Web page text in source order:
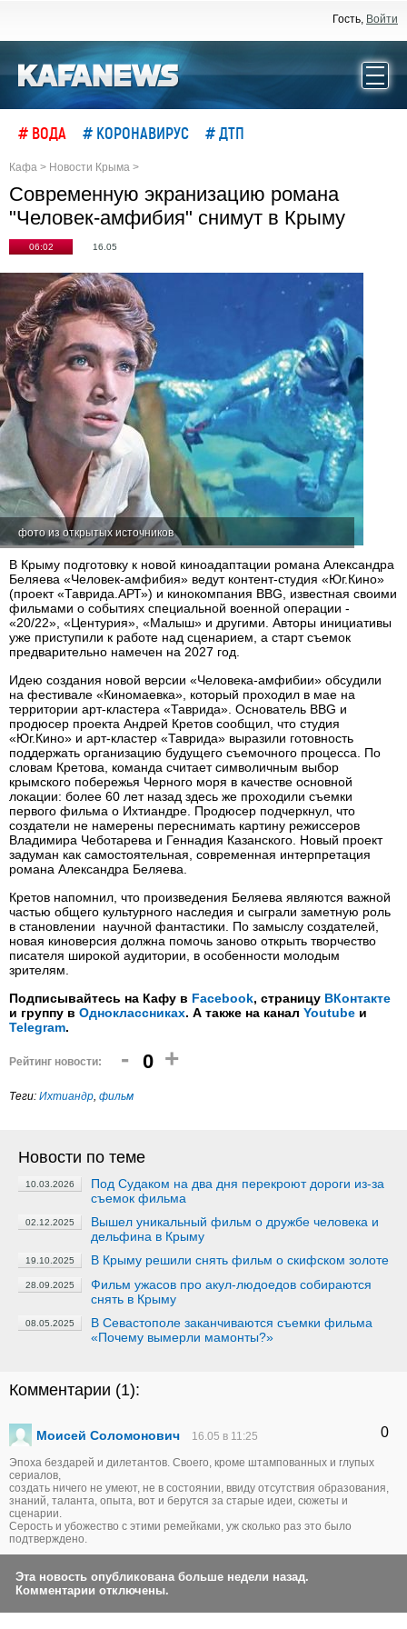
Гость, Войти
# ВОДА # КОРОНАВИРУС # ДТП
Кафа > Новости Крыма >
Современную экранизацию романа
"Человек-амфибия" снимут в Крыму
06:02 16.05
фото из открытых источников
В Крыму подготовку к новой киноадаптации романа Александра
Беляева «Человек-амфибия» ведут контент-студия «Юг.Кино»
(проект «Таврида.АРТ») и кинокомпания BBG, известная своими
фильмами о событиях специальной военной операции -
«20/22», «Центурия», «Малыш» и другими. Авторы инициативы
уже приступили к работе над сценарием, а старт съемок
предварительно намечен на 2027 год.
Идею создания новой версии «Человека-амфибии» обсудили
на фестивале «Киномаевка», который проходил в мае на
территории арт-кластера «Таврида». Основатель BBG и
продюсер проекта Андрей Кретов сообщил, что студия
«Юг.Кино» и арт-кластер «Таврида» выразили готовность
поддержать организацию будущего съемочного процесса. По
словам Кретова, команда считает символичным выбор
крымского побережья Черного моря в качестве основной
локации: более 60 лет назад здесь же проходили съемки
первого фильма о Ихтиандре. Продюсер подчеркнул, что
создатели не намерены переснимать картину режиссеров
Владимира Чеботарева и Геннадия Казанского. Новый проект
задуман как самостоятельная, современная интерпретация
романа Александра Беляева.
Кретов напомнил, что произведения Беляева являются важной
частью общего культурного наследия и сыграли заметную роль
в становлении научной фантастики. По замыслу создателей,
новая киноверсия должна помочь заново открыть творчество
писателя широкой аудитории, в особенности молодым
зрителям.
Подписывайтесь на Кафу в Facebook, страницу ВКонтакте
и группу в Одноклассниках. А также на канал Youtube и
Telegram.
Рейтинг новости: - 0 +
Теги: Ихтиандр, фильм
Новости по теме
10.03.2026
Под Судаком на два дня перекроют дороги из-за
съемок фильма
02.12.2025
Вышел уникальный фильм о дружбе человека и
дельфина в Крыму
19.10.2025 В Крыму решили снять фильм о скифском золоте
28.09.2025
Фильм ужасов про акул-людоедов собираются
снять в Крыму
08.05.2025
В Севастополе заканчиваются съемки фильма
«Почему вымерли мамонты?»
Комментарии (1):
Моисей Соломонович 16.05 в 11:25 0
Эпоха бездарей и дилетантов. Своего, кроме штампованных и глупых
сериалов,
создать ничего не умеют, не в состоянии, ввиду отсутствия образования,
знаний, таланта, опыта, вот и берутся за старые идеи, сюжеты и
сценарии.
Серость и убожество с этими ремейками, уж сколько раз это было
подтверждено.
Эта новость опубликована больше недели назад.
Комментарии отключены.